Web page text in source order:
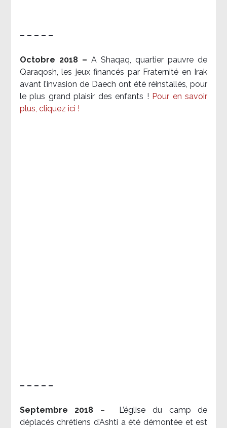
– – – – –
Octobre 2018 – A Shaqaq, quartier pauvre de
Qaraqosh, les jeux financés par Fraternité en Irak​
avant l’invasion de Daech ont été réinstallés, pour
le plus grand plaisir des enfants ! Pour en savoir
plus, cliquez ici !
– – – – –
Septembre 2018 –
L’église du camp de
déplacés chrétiens d’Ashti a été démontée et est